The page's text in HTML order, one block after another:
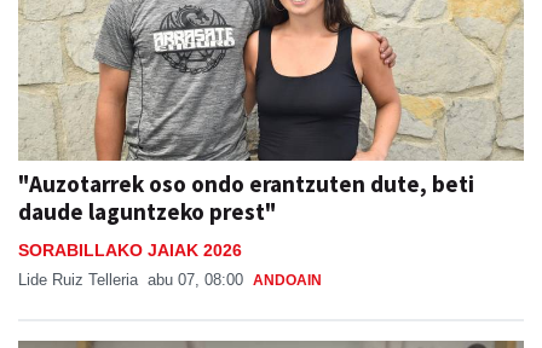
"Auzotarrek oso ondo erantzuten dute, beti
daude laguntzeko prest"
SORABILLAKO JAIAK 2026
Lide Ruiz Telleria abu 07, 08:00 ANDOAIN